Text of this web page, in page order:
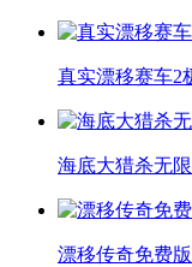
真实漂移赛车2
海底大猎杀无
漂移传奇免费